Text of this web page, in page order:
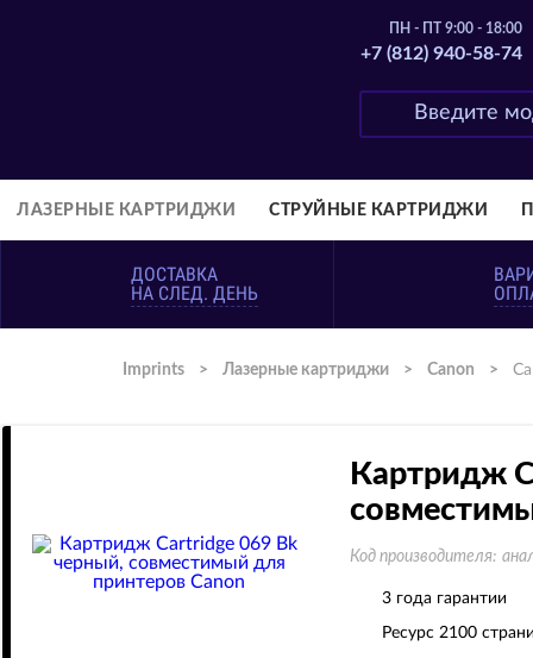
ПН - ПТ 9:00 - 18:00
+7 (812) 940-58-74
ЛАЗЕРНЫЕ КАРТРИДЖИ СТРУЙНЫЕ КАРТРИДЖИ
ДОСТАВКА
НА СЛЕД. ДЕНЬ
Imprints > Лазерные картриджи > Canon >
Картридж
Код производителя:
3 года гарантии
Ресурс 2100